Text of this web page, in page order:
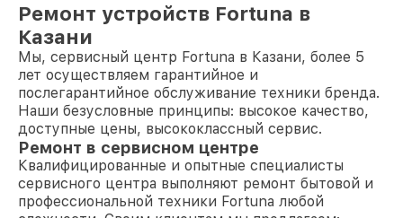
Ремонт устройств Fortuna в
Казани
Мы, сервисный центр Fortuna в Казани, более 5
лет осуществляем гарантийное и
послегарантийное обслуживание техники бренда.
Наши безусловные принципы: высокое качество,
доступные цены, высококлассный сервис.
Ремонт в сервисном центре
Квалифицированные и опытные специалисты
сервисного центра выполняют ремонт бытовой и
профессиональной техники Fortuna любой